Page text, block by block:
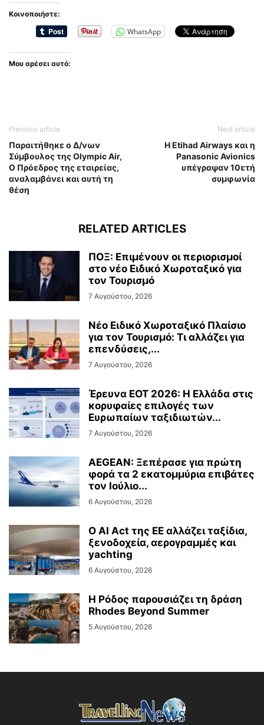
Κοινοποιήστε:
WhatsApp
Μου αρέσει αυτό:
Previous article
Παραιτήθηκε ο Δ/νων
Σύμβουλος της Οlympic Air,
Ο Πρόεδρος της εταιρείας,
αναλαμβάνει και αυτή τη
θέση
Next article
H Etihad Airways και η
Panasonic Avionics
υπέγραψαν 10ετή
συμφωνία
RELATED ARTICLES
ΠΟΞ: Επιμένουν οι περιορισμοί
στο νέο Ειδικό Χωροταξικό για
τον Τουρισμό
7 Αυγούστου, 2026
Νέο Ειδικό Χωροταξικό Πλαίσιο
για τον Τουρισμό: Τι αλλάζει για
επενδύσεις,...
7 Αυγούστου, 2026
Έρευνα ΕΟΤ 2026: Η Ελλάδα στις
κορυφαίες επιλογές των
Ευρωπαίων ταξιδιωτών...
7 Αυγούστου, 2026
AEGEAN: Ξεπέρασε για πρώτη
φορά τα 2 εκατομμύρια επιβάτες
τον Ιούλιο...
6 Αυγούστου, 2026
Ο AI Act της ΕΕ αλλάζει ταξίδια,
ξενοδοχεία, αερογραμμές και
yachting
6 Αυγούστου, 2026
Η Ρόδος παρουσιάζει τη δράση
Rhodes Beyond Summer
5 Αυγούστου, 2026